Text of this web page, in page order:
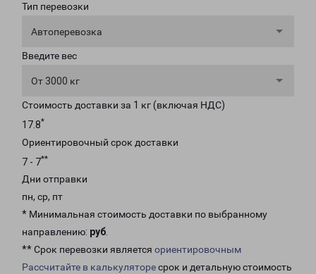
Тип перевозки
Автоперевозка
Введите вес
От 3000 кг
Стоимость доставки за 1 кг (включая НДС)
17.8*
Ориентировочный срок доставки
7 - 7**
Дни отправки
пн, ср, пт
* Минимальная стоимость доставки по выбранному
направлению: руб.
** Срок перевозки является ориентировочным
Рассчитайте в калькуляторесрок и детальную стоимость